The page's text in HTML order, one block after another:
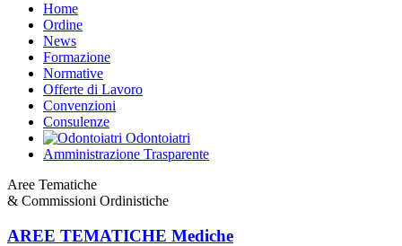
Home
Ordine
News
Formazione
Normative
Offerte di Lavoro
Convenzioni
Consulenze
Odontoiatri
Amministrazione Trasparente
Aree Tematiche
& Commissioni Ordinistiche
AREE TEMATICHE Mediche